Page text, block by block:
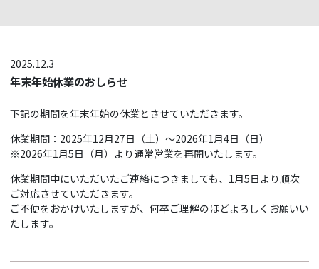
2025.12.3
年末年始休業のおしらせ
下記の期間を年末年始の休業とさせていただきます。
休業期間：2025年12月27日（土）〜2026年1月4日（日）
※2026年1月5日（月）より通常営業を再開いたします。
休業期間中にいただいたご連絡につきましても、1月5日より順次
ご対応させていただきます。
ご不便をおかけいたしますが、何卒ご理解のほどよろしくお願いい
たします。